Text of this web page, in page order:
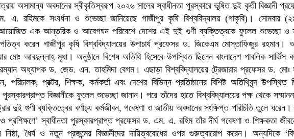
অসামান্য অবদানের স্বীকৃতিস্বরূপ ২০২৬ সালের স্বাধীনতা পুরস্কারে ভূষিত দুই কৃতী বিজ্ঞানী
রহিমকে সংবর্ধনা ও শুভেচ্ছা জানিয়েছে গাজীপুর কৃষি বিশ্ববিদ্যালয় (গাকৃবি)। সোমবার
আয়োজিত এক আন্তরিক ও আবেগঘন পরিবেশে দেশের এই দুই গুণী ব্যক্তিত্বকে ফুলেল শুভেচ্ছা ও
করেন গাজীপুর কৃষি বিশ্ববিদ্যালয়ের উপাচার্য প্রফেসর ড. জিকেএম মোস্তাফিজুর রহমান।
মোঃ আবদুল্লাহ্ মৃধা। অনুষ্ঠানে বিশেষ অতিথি হিসেবে উপস্থিত ছিলেন বাংলাদেশ পাবলিক সার্ভিস
অধ্যাপক ড. জেড. এন. তাহমিদা বেগম। এছাড়া বিশ্ববিদ্যালয়ের ট্রেজারার প্রফেসর ড.
প্রক্টর, শিক্ষক, কর্মকর্তা এবং দেশের বিভিন্ন প্রতিষ্ঠানের বিশিষ্ট অতিথিবৃন্দ উপস্থিত
বিজ্ঞানীকে ফুলেল শুভেচ্ছা জানান। পরে তাঁদের হাতে বিশ্ববিদ্যালয়ের পক্ষ থেকে
দুই গুণী ব্যক্তিত্বের বর্ণাঢ্য কর্মজীবন, গবেষণা ও জাতীয় অবদানের সংক্ষিপ্ত পরিচিতি তুলে ধরেন।
প্রশিক্ষণে’ স্বাধীনতা পুরস্কারপ্রাপ্ত প্রফেসর ড. এম. এ. রহিম তাঁর দীর্ঘ গবেষণা ও শিক্ষকতা
ধৈর্য ও নতুন প্রজন্মের বিজ্ঞানীদের দায়িত্ববোধের ওপর গুরুত্বারোপ করেন। অন্যদিকে